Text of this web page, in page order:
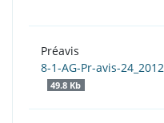
Préavis
8-1-AG-Pr-avis-
49.8 Kb